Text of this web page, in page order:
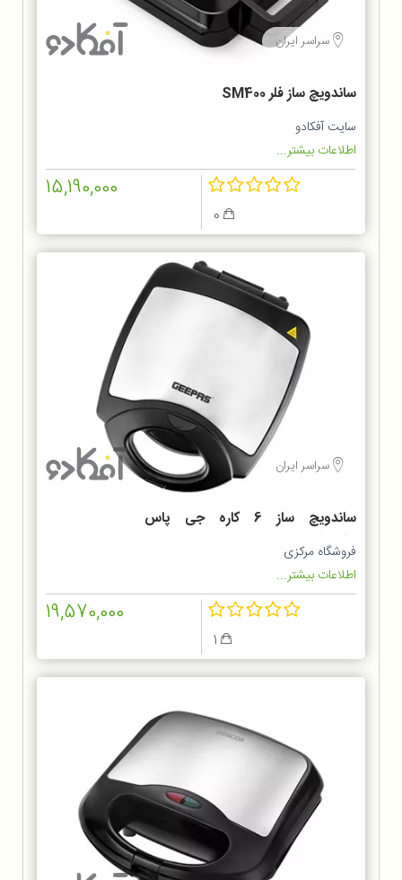
سراسر ایران
ساندویچ ساز فلر SM400
سایت آفکادو
اطلاعات بیشتر...
15,190,000
سراسر ایران
ساندویچ ساز 6 کاره جی پاس
GSM36528
فروشگاه مرکزی
اطلاعات بیشتر...
19,570,000